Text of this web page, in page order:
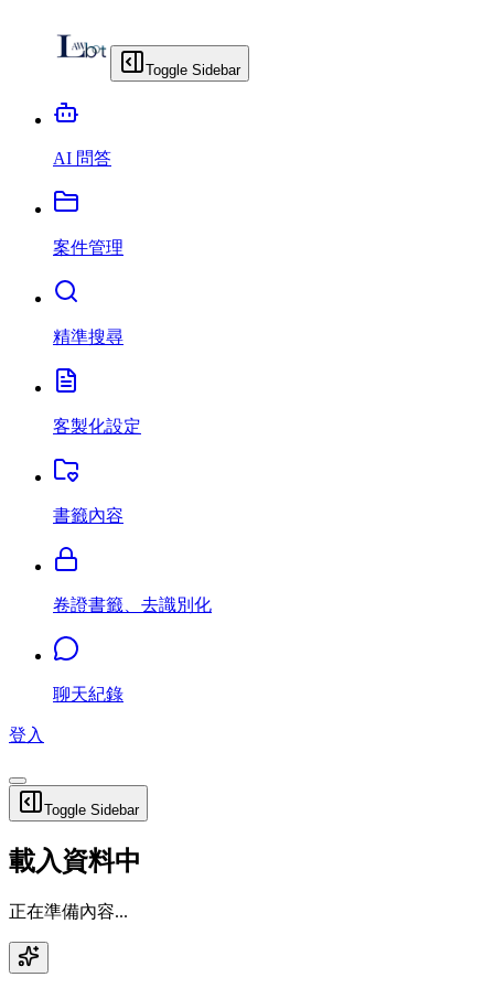
Toggle Sidebar
AI 問答
案件管理
精準搜尋
客製化設定
書籤內容
卷證書籤、去識別化
聊天紀錄
登入
Toggle Sidebar
載入資料中
正在準備內容...